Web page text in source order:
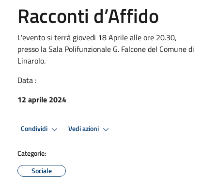
Racconti d’Affido
L'evento si terrà giovedì 18 Aprile alle ore 20.30,
presso la Sala Polifunzionale G. Falcone del Comune di
Linarolo.
Data :
12 aprile 2024
Condividi Vedi azioni
Categorie:
Sociale